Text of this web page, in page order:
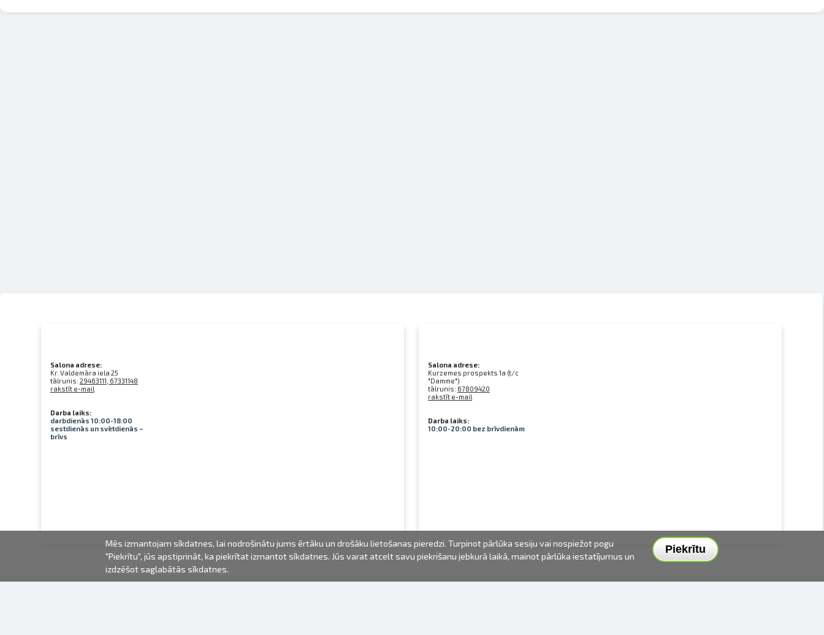
Salona adrese:
Kr. Valdemāra iela 25
tālrunis: 29463111, 67331148
rakstīt e-mail
Darba laiks:
darbdienās 10:00-18:00
sestdienās un svētdienās –
brīvs
Salona adrese:
Kurzemes prospekts 1a (t/c
"Damme")
tālrunis: 67809420
rakstīt e-mail
Darba laiks:
10:00-20:00 bez brīvdienām
Piekrītu
Mēs izmantojam sīkdatnes, lai nodrošinātu jums ērtāku un drošāku lietošanas pieredzi. Turpinot pārlūka sesiju vai nospiežot pogu
"Piekrītu", jūs apstiprināt, ka piekrītat izmantot sīkdatnes. Jūs varat atcelt savu piekrišanu jebkurā laikā, mainot pārlūka iestatījumus un
izdzēšot saglabātās sīkdatnes.